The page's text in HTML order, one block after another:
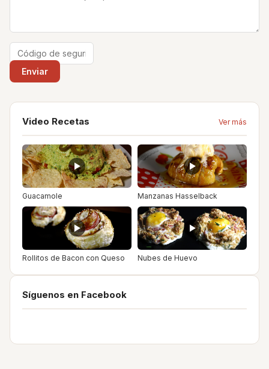
Video Recetas Ver más
Guacamole Manzanas Hasselback
Rollitos de Bacon con Queso Nubes de Huevo
Síguenos en Facebook